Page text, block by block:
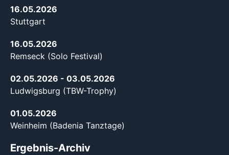
16.05.2026
Stuttgart
16.05.2026
Remseck (Solo Festival)
02.05.2026 - 03.05.2026
Ludwigsburg (TBW-Trophy)
01.05.2026
Weinheim (Badenia Tanztage)
Ergebnis-Archiv